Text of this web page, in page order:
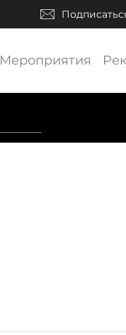
Мероприятия